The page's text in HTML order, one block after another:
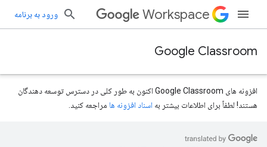
Workspace ورود به برنامه
Google Classroom
افزونه های Google Classroom اکنون به طور کلی در دسترس توسعه دهندگان
هستند! لطفاً برای اطلاعات بیشتر به اسناد افزونه ها مراجعه کنید.